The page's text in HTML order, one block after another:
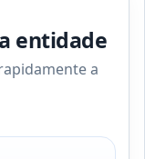
entidade
a